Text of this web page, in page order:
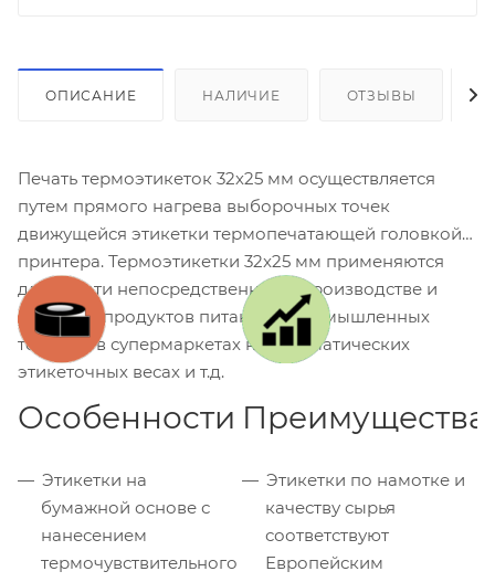
ОПИСАНИЕ НАЛИЧИЕ ОТЗЫВЫ
Печать термоэтикеток 32х25 мм осуществляется
путем прямого нагрева выборочных точек
движущейся этикетки термопечатающей головкой
принтера. Термоэтикетки 32x25 мм применяются
для печати непосредственно на производстве и
упаковке продуктов питания и промышленных
товаров, в супермаркетах на автоматических
этикеточных весах и т.д.
Особенности
Этикетки на
бумажной основе с
нанесением
термочувствительного
Преимущества
Этикетки по намотке и
качеству сырья
соответствуют
Европейским